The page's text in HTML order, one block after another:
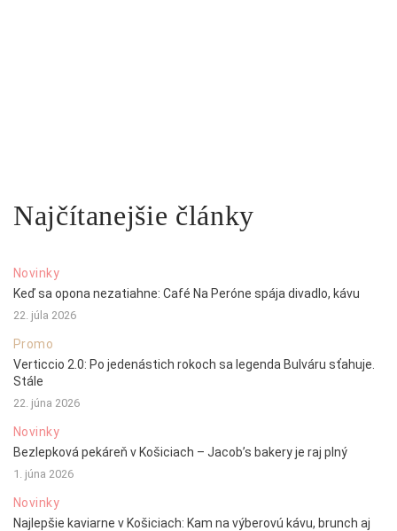
Najčítanejšie články
Novinky
Keď sa opona nezatiahne: Café Na Peróne spája divadlo, kávu
22. júla 2026
Promo
Verticcio 2.0: Po jedenástich rokoch sa legenda Bulváru sťahuje.
Stále
22. júna 2026
Novinky
Bezlepková pekáreň v Košiciach – Jacob’s bakery je raj plný
1. júna 2026
Novinky
Najlepšie kaviarne v Košiciach: Kam na výberovú kávu, brunch aj